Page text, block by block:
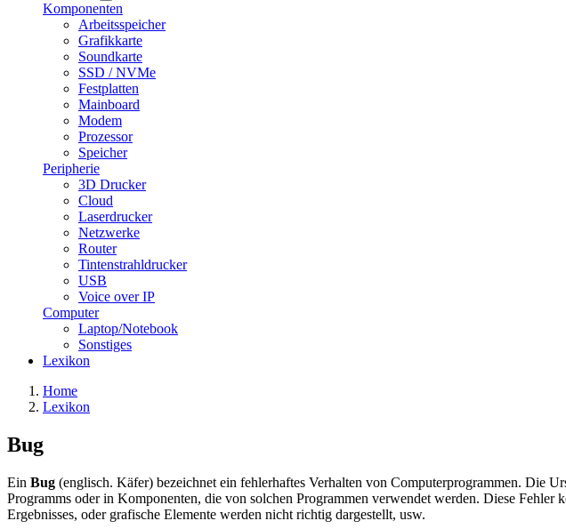
Komponenten
Arbeitsspeicher
Grafikkarte
Soundkarte
SSD / NVMe
Festplatten
Mainboard
Modem
Prozessor
Speicher
Peripherie
3D Drucker
Cloud
Laserdrucker
Netzwerke
Router
Tintenstrahldrucker
USB
Voice over IP
Computer
Laptop/Notebook
Sonstiges
Lexikon
Home
Lexikon
Bug
Ein Bug (englisch. Käfer) bezeichnet ein fehlerhaftes Verhalten von Computerprogrammen. Die
Programms oder in Komponenten, die von solchen Programmen verwendet werden. Diese
Ergebnisses, oder grafische Elemente werden nicht richtig dargestellt, usw.